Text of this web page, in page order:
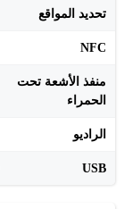
تحديد المواقع
NFC
منفذ الأشعة تحت
الحمراء
الراديو
USB